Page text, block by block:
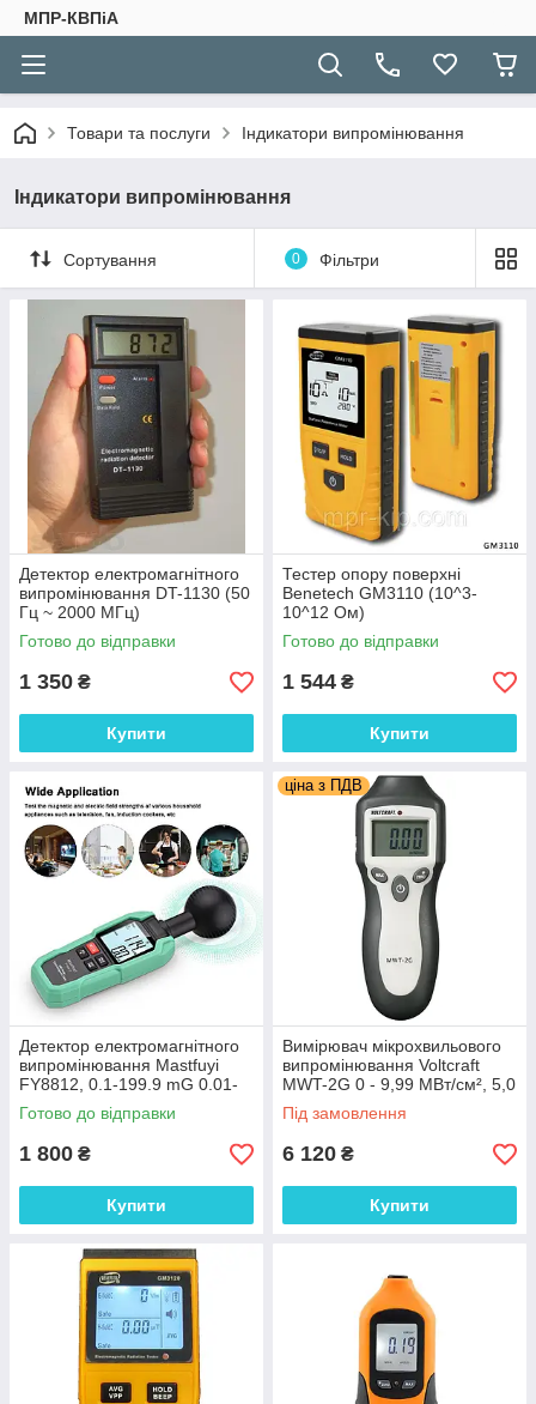
МПР-КВПіА
Товари та послуги Індикатори випромінювання
Індикатори випромінювання
Сортування 0 Фільтри
Детектор електромагнітного
випромінювання DT-1130 (50
Гц ~ 2000 МГц)
Готово до відправки
1 350 ₴
Купити
Тестер опору поверхні
Benetech GM3110 (10^3-
10^12 Ом)
Готово до відправки
1 544 ₴
Купити
Детектор електромагнітного
випромінювання Mastfuyi
FY8812, 0.1-199.9 mG 0.01-
19 99uT 1-1999V/M 5-300Hz
Готово до відправки
1 800 ₴
Купити
ціна з ПДВ
Вимірювач мікрохвильового
випромінювання Voltcraft
MWT-2G 0 - 9,99 МВт/см², 5,0
МВт/см², до 2450 МГц
Під замовлення
6 120 ₴
Купити